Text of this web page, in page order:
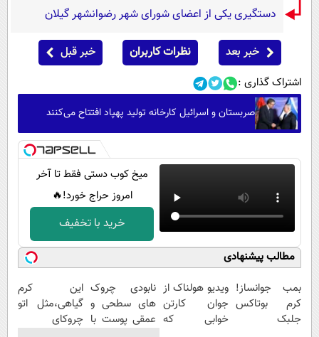
دستگیری یکی از اعضای شورای شهر رضوانشهر گیلان
خبر بعد نظرات کاربران خبر قبل
اشتراک گذاری :
صربستان و اسرائیل کارخانه تولید پهپاد افتتاح می‌کنند
میخ کوب دستی فقط تا آخر
امروز حراج خورد!🔥
خرید با تخفیف
مطالب پیشنهادی
بمب جوانساز!
کرم بوتاکس
جلبک
ویدیو هولناک از
جوان کارتن
خوابی که
نابودی چروک
های سطحی و
عمقی پوست با
این کرم
گیاهی،مثل اتو
چروکای